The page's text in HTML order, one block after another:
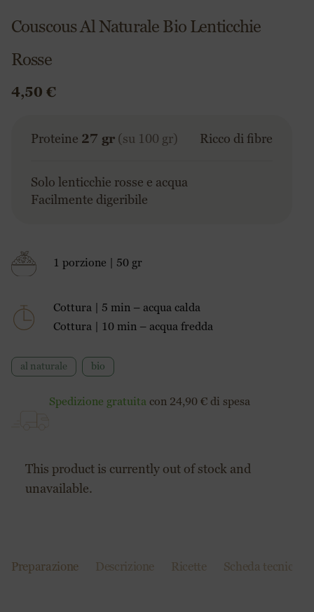
Couscous Al Naturale Bio Lenticchie
Rosse
4,50 €
Proteine 27 gr (su 100 gr) Ricco di fibre
Solo lenticchie rosse e acqua
Facilmente digeribile
1 porzione | 50 gr
Cottura | 5 min – acqua calda
Cottura | 10 min – acqua fredda
al naturale bio
Spedizione gratuitacon 24,90 € di spesa
This product is currently out of stock and
unavailable.
Preparazione Descrizione Ricette Scheda tecnica